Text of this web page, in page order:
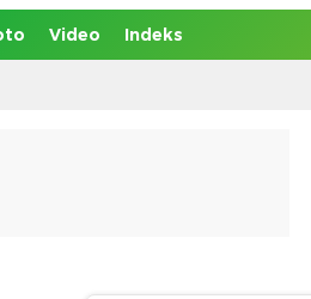
Video Indeks